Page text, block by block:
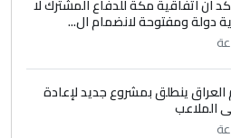
ان اتفاقية مكة للدفاع المشترك لا
دولة ومفتوحة لانضمام ال...
ينطلق بمشروع جديد لإعادة
الملاعب